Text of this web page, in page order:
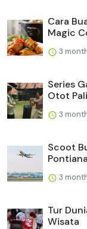
Cara
Magic
3
Series
Otot
3
Scoot
3
Tur
Wisata